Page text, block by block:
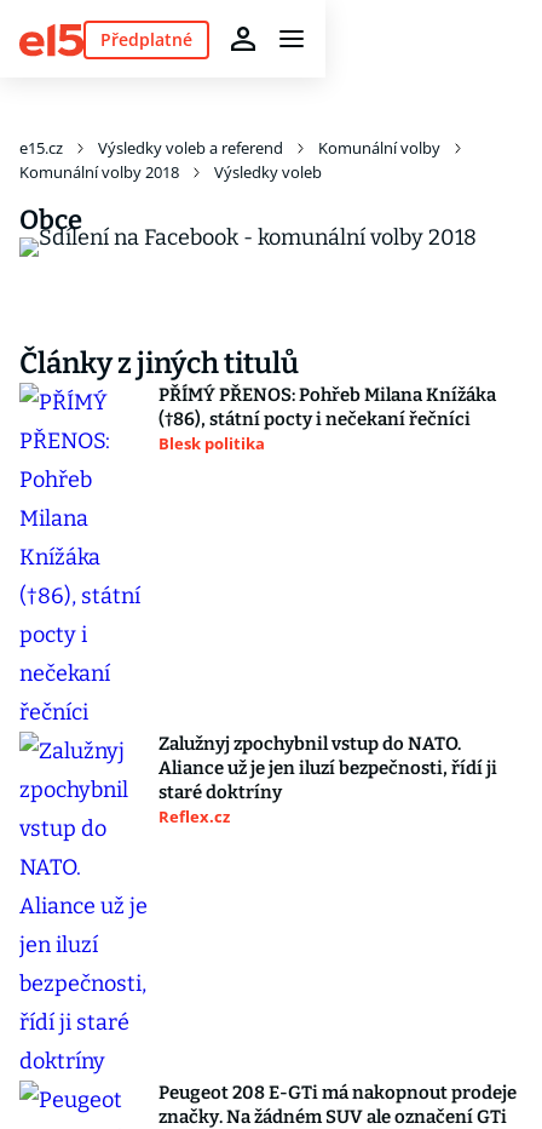
Předplatné
e15.cz Výsledky voleb a referend
Komunální volby
Komunální volby 2018
Výsledky voleb
Obce
Články z jiných titulů
PŘÍMÝ PŘENOS: Pohřeb Milana Knížáka
(†86), státní pocty i nečekaní řečníci
Blesk politika
Zalužnyj zpochybnil vstup do NATO.
Aliance už je jen iluzí bezpečnosti, řídí ji
staré doktríny
Reflex.cz
Peugeot 208 E-GTi má nakopnout prodeje
značky. Na žádném SUV ale označení GTi